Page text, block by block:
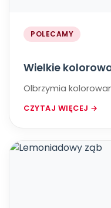
POLECAMY
Wielkie
Olbrzymia
CZYTAJ WIĘCEJ →